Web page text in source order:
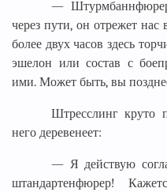
—
через пути, он отрежет
более двух часов здесь
эшелон или состав с
ими. Может быть, вы
Штресслинг круто
него деревенеет:
— Я действую
штандартенфюрер!